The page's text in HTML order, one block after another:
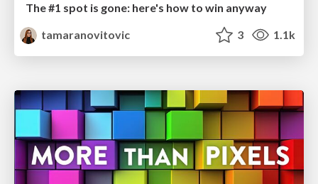
The #1 spot is gone: here's how to win anyway
tamaranovitovic
3 1.1k